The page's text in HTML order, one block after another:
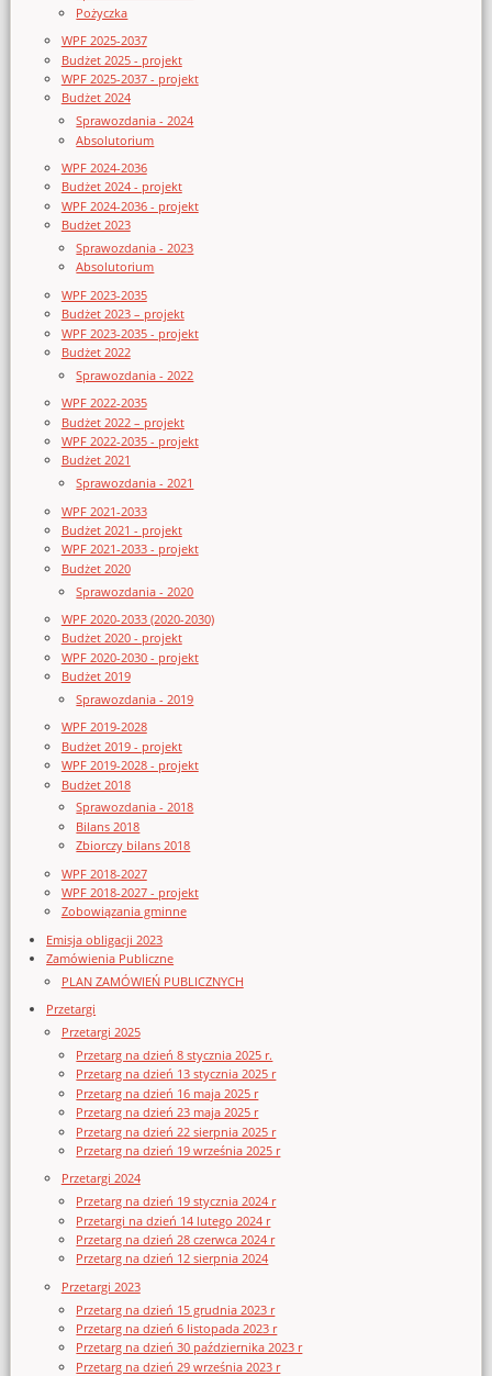
Pożyczka
WPF 2025-2037
Budżet 2025 - projekt
WPF 2025-2037 - projekt
Budżet 2024
Sprawozdania - 2024
Absolutorium
WPF 2024-2036
Budżet 2024 - projekt
WPF 2024-2036 - projekt
Budżet 2023
Sprawozdania - 2023
Absolutorium
WPF 2023-2035
Budżet 2023 – projekt
WPF 2023-2035 - projekt
Budżet 2022
Sprawozdania - 2022
WPF 2022-2035
Budżet 2022 – projekt
WPF 2022-2035 - projekt
Budżet 2021
Sprawozdania - 2021
WPF 2021-2033
Budżet 2021 - projekt
WPF 2021-2033 - projekt
Budżet 2020
Sprawozdania - 2020
WPF 2020-2033 (2020-2030)
Budżet 2020 - projekt
WPF 2020-2030 - projekt
Budżet 2019
Sprawozdania - 2019
WPF 2019-2028
Budżet 2019 - projekt
WPF 2019-2028 - projekt
Budżet 2018
Sprawozdania - 2018
Bilans 2018
Zbiorczy bilans 2018
WPF 2018-2027
WPF 2018-2027 - projekt
Zobowiązania gminne
Emisja obligacji 2023
Zamówienia Publiczne
PLAN ZAMÓWIEŃ PUBLICZNYCH
Przetargi
Przetargi 2025
Przetarg na dzień 8 stycznia 2025 r.
Przetarg na dzień 13 stycznia 2025 r
Przetarg na dzień 16 maja 2025 r
Przetarg na dzień 23 maja 2025 r
Przetarg na dzień 22 sierpnia 2025 r
Przetarg na dzień 19 września 2025 r
Przetargi 2024
Przetarg na dzień 19 stycznia 2024 r
Przetargi na dzień 14 lutego 2024 r
Przetarg na dzień 28 czerwca 2024 r
Przetarg na dzień 12 sierpnia 2024
Przetargi 2023
Przetarg na dzień 15 grudnia 2023 r
Przetarg na dzień 6 listopada 2023 r
Przetarg na dzień 30 października 2023 r
Przetarg na dzień 29 września 2023 r